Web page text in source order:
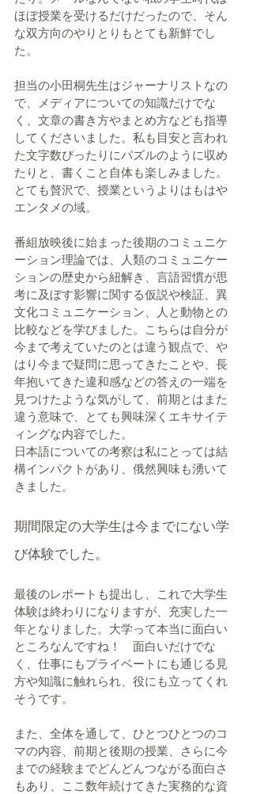
ほぼ授業を受けるだけだったので、そん
な双方向のやりとりもとても新鮮でし
た。
担当の小田桐先生はジャーナリストなの
で、メディアについての知識だけでな
く、文章の書き方やまとめ方なども指導
してくださいました。私も目安と言われ
た文字数ぴったりにパズルのように収め
たりと、書くこと自体も楽しみました。
とても贅沢で、授業というよりはもはや
エンタメの域。
番組放映後に始まった後期のコミュニケ
ーション理論では、人類のコミュニケー
ションの歴史から紐解き、言語習慣が思
考に及ぼす影響に関する仮説や検証、異
文化コミュニケーション、人と動物との
比較などを学びました。こちらは自分が
今まで考えていたのとは違う観点で、や
はり今まで疑問に思ってきたことや、長
年抱いてきた違和感などの答えの一端を
見つけたような気がして、前期とはまた
違う意味で、とても興味深くエキサイテ
ィングな内容でした。
日本語についての考察は私にとっては結
構インパクトがあり、俄然興味も湧いて
きました。
期間限定の大学生は今までにない学
び体験でした。
最後のレポートも提出し、これで大学生
体験は終わりになりますが、充実した一
年となりました。大学って本当に面白い
ところなんですね！　面白いだけでな
く、仕事にもプライベートにも通じる見
方や知識に触れられ、役にも立ってくれ
そうです。
また、全体を通して、ひとつひとつのコ
マの内容、前期と後期の授業、さらに今
までの経験までどんどんつながる面白さ
もあり、ここ数年続けてきた実務的な資